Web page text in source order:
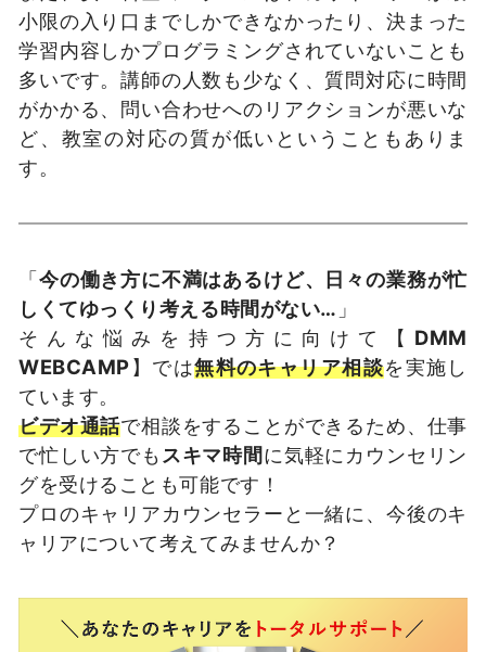
小限の入り口までしかできなかったり、決まった
学習内容しかプログラミングされていないことも
多いです。講師の人数も少なく、質問対応に時間
がかかる、問い合わせへのリアクションが悪いな
ど、教室の対応の質が低いということもありま
す。
「今の働き方に不満はあるけど、日々の業務が忙
しくてゆっくり考える時間がない… 」
そんな悩みを持つ方に向けて【 DMM
WEBCAMP】では無料のキャリア相談を実施し
ています。
ビデオ通話で相談をすることができるため、仕事
で忙しい方でも スキマ時間に気軽にカウンセリン
グを受けることも可能です！
プロのキャリアカウンセラーと一緒に、今後のキ
ャリアについて考えてみませんか？